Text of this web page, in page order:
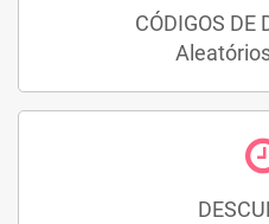
CÓDIGOS DE